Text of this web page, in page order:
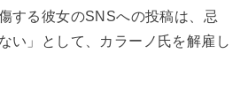
する彼女のSNSへの投稿は、忌
い」として、カラーノ氏を解雇し